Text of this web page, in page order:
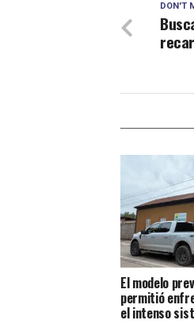
DON'T
El modelo
permitió
el intenso